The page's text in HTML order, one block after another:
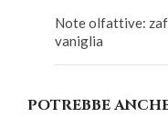
Note olfattive:
vaniglia
POTREBBE